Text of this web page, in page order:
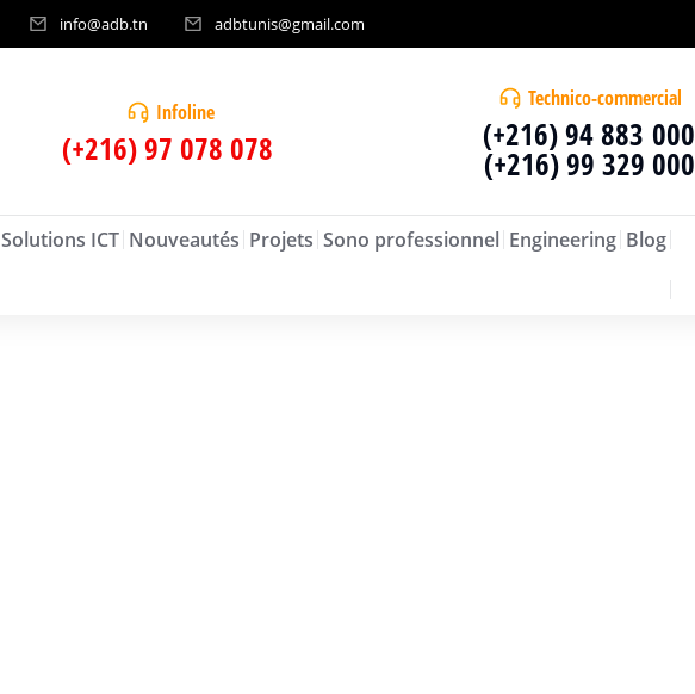
info@adb.tn adbtunis@gmail.com
Infoline
(+216) 97 078 078
Technico-commercial
(+216) 94 883 000
(+216) 99 329 000
Solutions ICT Nouveautés Projets Sono professionnel Engineering Blog